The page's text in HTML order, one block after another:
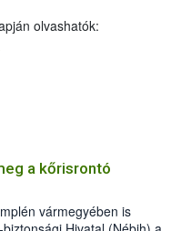
olvashatók:
a kőrisrontó
vármegyében is